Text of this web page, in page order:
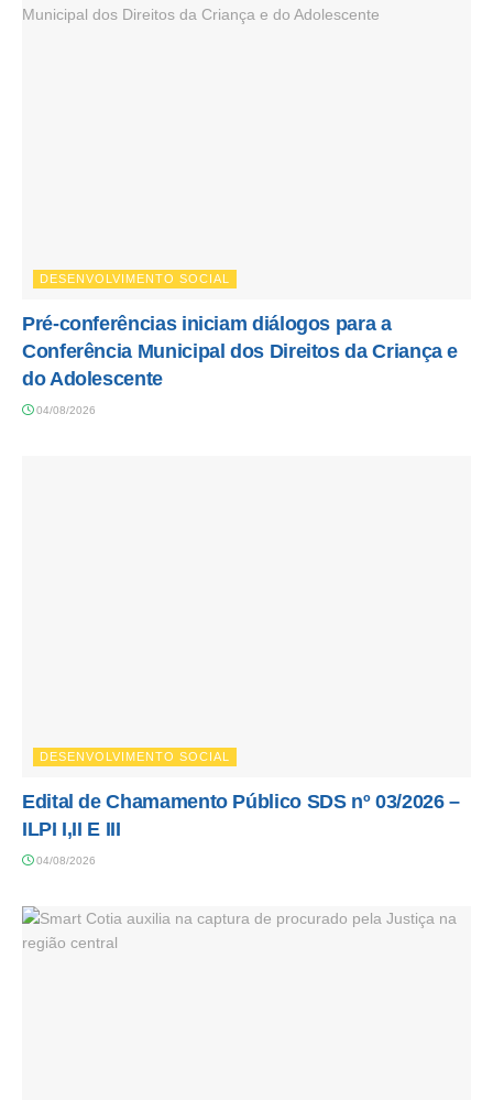
DESENVOLVIMENTO SOCIAL
Pré-conferências iniciam diálogos para a
Conferência Municipal dos Direitos da Criança e
do Adolescente
04/08/2026
DESENVOLVIMENTO SOCIAL
Edital de Chamamento Público SDS nº 03/2026 –
ILPI I,II E III
04/08/2026